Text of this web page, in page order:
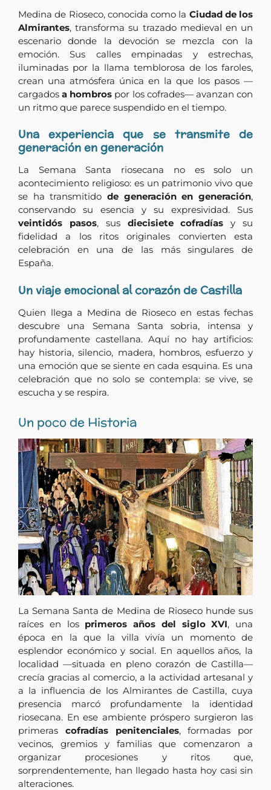
Medina de Rioseco, conocida como la Ciudad de los
Almirantes, transforma su trazado medieval en un
escenario donde la devoción se mezcla con la
emoción. Sus calles empinadas y estrechas,
iluminadas por la llama temblorosa de los faroles,
crean una atmósfera única en la que los pasos —
cargadosa hombros por los cofrades— avanzan con
un ritmo que parece suspendido en el tiempo.
Una experiencia que se transmite de
generación en generación
La Semana Santa riosecana no es solo un
acontecimiento religioso: es un patrimonio vivo que
se ha transmitido de generación en generación,
conservando su esencia y su expresividad. Sus
veintidós pasos, sus diecisiete cofradías y su
fidelidad a los ritos originales convierten esta
celebración en una de las más singulares de
España.
Un viaje emocional al corazón de Castilla
Quien llega a Medina de Rioseco en estas fechas
descubre una Semana Santa sobria, intensa y
profundamente castellana. Aquí no hay artificios:
hay historia, silencio, madera, hombros, esfuerzo y
una emoción que se siente en cada esquina. Es una
celebración que no solo se contempla: se vive, se
escucha y se respira.
Un poco de Historia
La Semana Santa de Medina de Rioseco hunde sus
raíces en los primeros años del siglo XVI, una
época en la que la villa vivía un momento de
esplendor económico y social. En aquellos años, la
localidad —situada en pleno corazón de Castilla—
crecía gracias al comercio, a la actividad artesanal y
a la influencia de los Almirantes de Castilla, cuya
presencia marcó profundamente la identidad
riosecana. En ese ambiente próspero surgieron las
primeras cofradías penitenciales, formadas por
vecinos, gremios y familias que comenzaron a
organizar procesiones y ritos que,
sorprendentemente, han llegado hasta hoy casi sin
alteraciones.